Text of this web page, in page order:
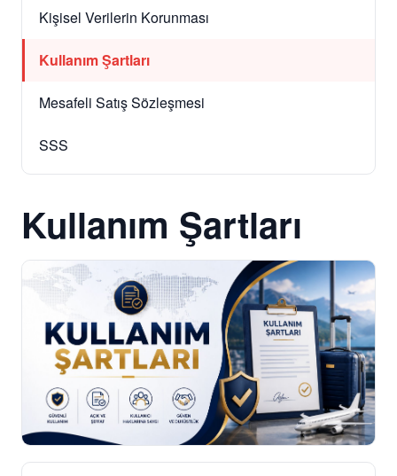
Kişisel Verilerin Korunması
Kullanım Şartları
Mesafeli Satış Sözleşmesi
SSS
Kullanım Şartları